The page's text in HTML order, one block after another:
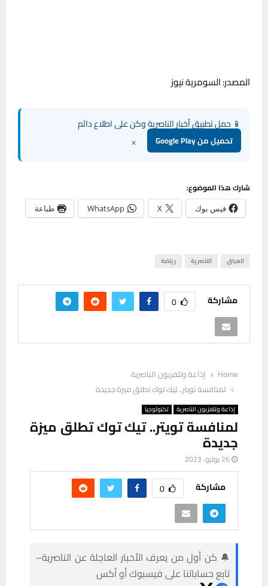
المصدر: السومرية نيوز
📱 حمل تطبيق أخبار الناصرية وكن على اطلاع دائم
تحميل من Google Play ×
شارك هذا الموضوع:
فيس بوك X
WhatsApp طباعة
العراق الناصرية رياضة
مشاركة 0
Home
إذاعة وتلفزيون الناصرية
لمنافسة تويتر.. تيك توك تطلق ميزة جديدة
إذاعة وتلفزيون الناصرية تكنولوجيا
لمنافسة تويتر.. تيك توك تطلق ميزة
جديدة
26 يوليو، 2023
مشاركة 0
🔔 كن أول من يعرف الأخبار العاجلة عن الناصرية–
تابع حساباتنا على فيسبوك أو أكس